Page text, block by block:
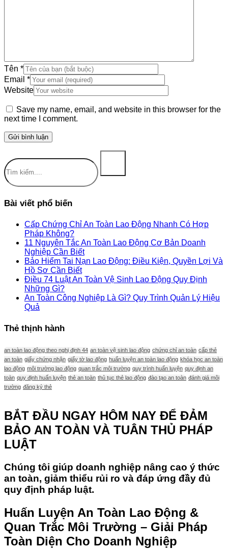
Tên *
Email *
Website
Save my name, email, and website in this browser for the
next time I comment.
kiếm
Bài viết phổ biến
Cấp Chứng Chỉ An Toàn Lao Động Nhanh Có Hợp
Pháp Không?
11 Nguyên Tắc An Toàn Lao Động Cơ Bản Doanh
Nghiệp Cần Biết
Bảo Hiểm Tai Nạn Lao Động: Điều Kiện, Quyền Lợi Và
Hồ Sơ Cần Biết
Điều 74 Luật An Toàn Vệ Sinh Lao Động Quy Định
Những Gì?
An Toàn Công Nghiệp Là Gì? Quy Trình Quản Lý Hiệu
Quả
Thẻ thịnh hành
an toàn lao động theo nghị định 44 an toàn vệ sinh lao động chứng chỉ an toàn cấp thẻ
an toàn giấy chứng nhận giấy tờ lao động huấn luyện an toàn lao động khóa học an toàn
lao động môi trường lao động quan trắc môi trường quy trình huấn luyện quy định an
toàn quy định huấn luyện thẻ an toàn thủ tục thẻ lao động đào tạo an toàn đánh giá môi
trường đăng ký thẻ
BẮT ĐẦU NGAY HÔM NAY ĐỂ ĐẢM
BẢO AN TOÀN VÀ TUÂN THỦ PHÁP
LUẬT
Chúng tôi giúp doanh nghiệp nâng cao ý thức
an toàn, giảm thiểu rủi ro và đáp ứng đầy đủ
quy định pháp luật.
Huấn Luyện An Toàn Lao Động &
Quan Trắc Môi Trường – Giải Pháp
Toàn Diện Cho Doanh Nghiệp